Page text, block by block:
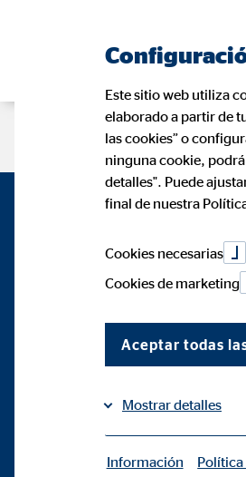
Página de
Este sitio web utiliza
elaborado a partir de
las cookies” o
ninguna cookie,
detalles". Puede
final de nuestra
Cookies necesarias
Cookies de marketing
Aceptar todas
Mostrar detalles
Información Política